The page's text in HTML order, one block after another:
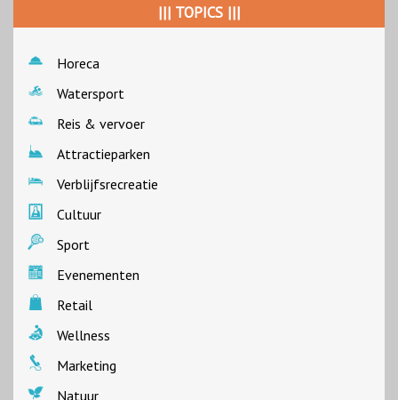
||| TOPICS |||
Horeca
Watersport
Reis & vervoer
Attractieparken
Verblijfsrecreatie
Cultuur
Sport
Evenementen
Retail
Wellness
Marketing
Natuur